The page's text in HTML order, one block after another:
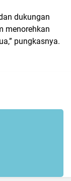
dukungan
menorehkan
pungkasnya.